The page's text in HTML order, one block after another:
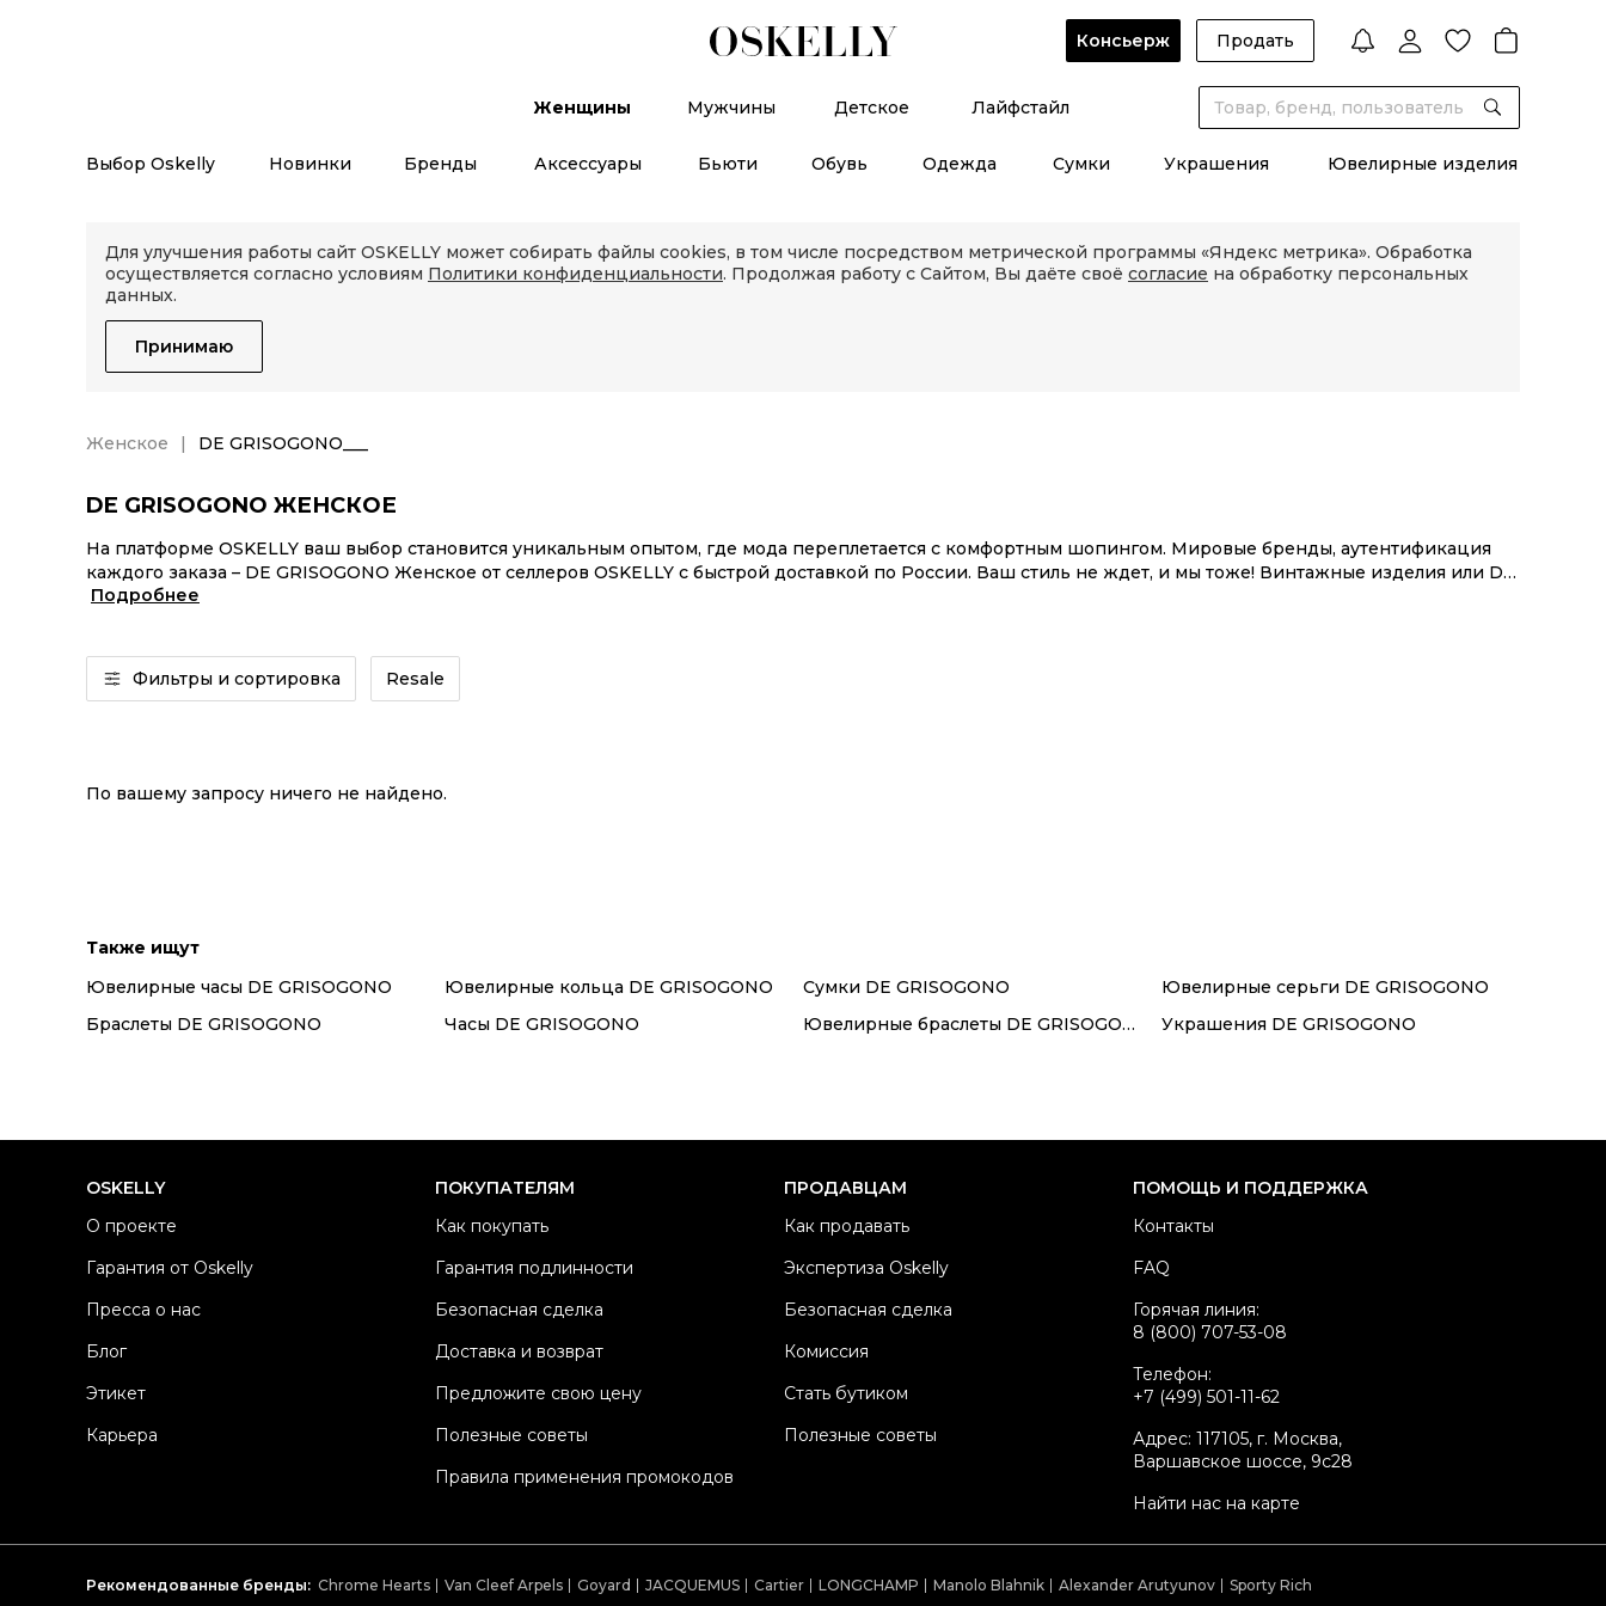
Консьерж Продать
Женщины Мужчины Детское Лайфстайл
Выбор Oskelly Новинки Бренды Аксессуары Бьюти Обувь Одежда Сумки Украшения Ювелирные изделия
Для улучшения работы сайт OSKELLY может собирать файлы cookies, в том числе посредством метрической программы «Яндекс метрика». Обработка
осуществляется согласно условиям Политики конфиденциальности. Продолжая работу с Сайтом, Вы даёте своё согласие на обработку персональных
данных.
Принимаю
Женское DE GRISOGONO___
DE GRISOGONO ЖЕНСКОЕ
На платформе OSKELLY ваш выбор становится уникальным опытом, где мода переплетается с комфортным шопингом. Мировые бренды, аутентификация
каждого заказа – DE GRISOGONO Женское от селлеров OSKELLY с быстрой доставкой по России. Ваш стиль не ждет, и мы тоже! Винтажные изделия или DE
GRISOGONO Женское из новых коллекций – заказывайте на сайте или в приложении OSKELLY с целой экосистемой инструментов.
Подробнее
Фильтры и сортировка Resale
По вашему запросу ничего не найдено.
Также ищут
Ювелирные часы DE GRISOGONO
Ювелирные кольца DE GRISOGONO Сумки DE GRISOGONO
Ювелирные серьги DE GRISOGONO
Браслеты DE GRISOGONO
Часы DE GRISOGONO Ювелирные браслеты DE GRISOGONO Украшения DE GRISOGONO
OSKELLY
О проекте
Гарантия от Oskelly
Пресса о нас
Блог
Этикет
Карьера
ПОКУПАТЕЛЯМ
Как покупать
Гарантия подлинности
Безопасная сделка
Доставка и возврат
Предложите свою цену
Полезные советы
Правила применения промокодов
ПРОДАВЦАМ
Как продавать
Экспертиза Oskelly
Безопасная сделка
Комиссия
Стать бутиком
Полезные советы
ПОМОЩЬ И ПОДДЕРЖКА
Контакты
FAQ
Горячая линия:
8 (800) 707-53-08
Телефон:
+7 (499) 501-11-62
Адрес: 117105, г. Москва,
Варшавское шоссе, 9с28
Найти нас на карте
Рекомендованные бренды: Chrome Hearts Van Cleef Arpels Goyard JACQUEMUS Cartier LONGCHAMP Manolo Blahnik Alexander Arutyunov Sporty Rich